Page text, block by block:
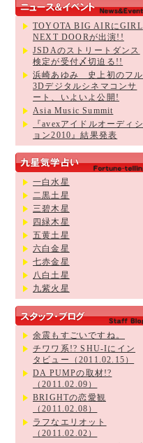
TOYOTA BIG AIRにGIRL
NEXT DOORが出演!!
JSDAのストリートダンス
検定が受付〆切迫る!!
浜崎あゆみ 史上初のフル
3Dデジタルシネマコンサ
ート、いよいよ公開!
Asia Music Summit
『avexアイドルオーディシ
ョン2010』結果発表
一白水星
二黒土星
三碧木星
四緑木星
五黄土星
六白金星
七赤金星
八白土星
九紫火星
余震もすごいですね。
チワワ系!? SHU-Iにイン
タビュー（2011.02.15）
DA PUMPの取材!?
（2011.02.09）
BRIGHTの恋愛観
（2011.02.08）
ラフなエリオット
（2011.02.02）